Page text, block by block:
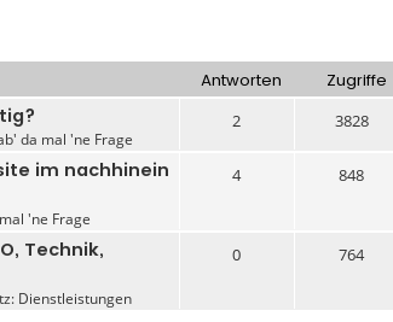
Antworten Zugriffe
da mal 'ne Frage
2 3828
im nachhinein
'ne Frage
4 848
Technik,
Dienstleistungen
0 764